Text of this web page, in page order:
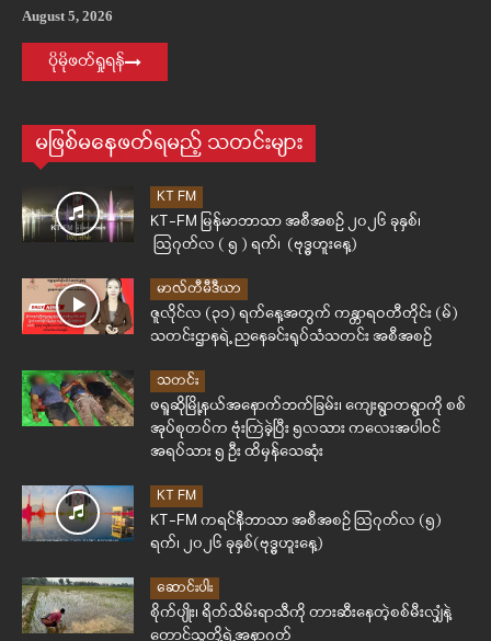
August 5, 2026
ပိုမိုဖတ်ရှုရန်
မဖြစ်မနေဖတ်ရမည့် သတင်းများ
KT FM
KT-FM မြန်မာဘာသာ အစီအစဉ် ၂၀၂၆ ခုနှစ်၊
ဩဂုတ်လ ( ၅ ) ရက်၊ (ဗုဒ္ဓဟူးနေ့)
မာလ်တီမီဒီယာ
ဇူလိုင်လ (၃၁) ရက်နေ့အတွက် ကန္တာရဝတီတိုင်း (မ်)
သတင်းဌာနရဲ့ ညနေခင်းရုပ်သံသတင်း အစီအစဉ်
သတင်း
ဖရူဆိုမြို့နယ်အနောက်ဘက်ခြမ်း၊ ကျေးရွာတရွာကို စစ်
အုပ်စုတပ်က ဗုံးကြဲခဲ့ပြီး ၅လသား ကလေးအပါဝင်
အရပ်သား ၅ ဦး ထိမှန်သေဆုံး
KT FM
KT-FM ကရင်နီဘာသာ အစီအစဉ် ဩဂုတ်လ (၅)
ရက်၊ ၂၀၂၆ ခုနှစ်(ဗုဒ္ဓဟူးနေ့)
ဆောင်းပါး
စိုက်ပျိုး၊ ရိတ်သိမ်းရာသီကို တားဆီးနေတဲ့စစ်မီးလျှံနဲ့
တောင်သူတို့ရဲ့အနာဂတ်